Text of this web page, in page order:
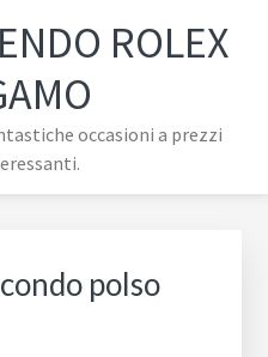
ROLEX
occasioni a prezzi
polso